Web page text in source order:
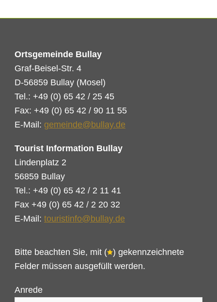
Ortsgemeinde Bullay
Graf-Beisel-Str. 4
D-56859 Bullay (Mosel)
Tel.: +49 (0) 65 42 / 25 45
Fax: +49 (0) 65 42 / 90 11 55
E-Mail: gemeinde@bullay.de
Tourist Information Bullay
Lindenplatz 2
56859 Bullay
Tel.: +49 (0) 65 42 / 2 11 41
Fax +49 (0) 65 42 / 2 20 32
E-Mail: touristinfo@bullay.de
Bitte beachten Sie, mit ( ) gekennzeichnete
Felder müssen ausgefüllt werden.
Anrede